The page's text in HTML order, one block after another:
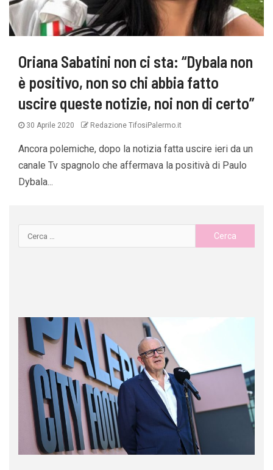
Oriana Sabatini non ci sta: “Dybala non
è positivo, non so chi abbia fatto
uscire queste notizie, noi non di certo”
30 Aprile 2020 Redazione TifosiPalermo.it
Ancora polemiche, dopo la notizia fatta uscire ieri da un
canale Tv spagnolo che affermava la positivà di Paulo
Dybala...